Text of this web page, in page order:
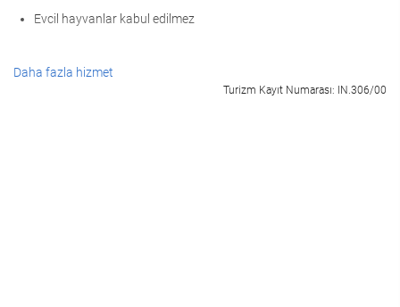
Evcil hayvanlar kabul edilmez
KarÅÄ±lama hizmetleri
Daha fazla hizmet
Turizm Kayıt Numarası: IN.306/00